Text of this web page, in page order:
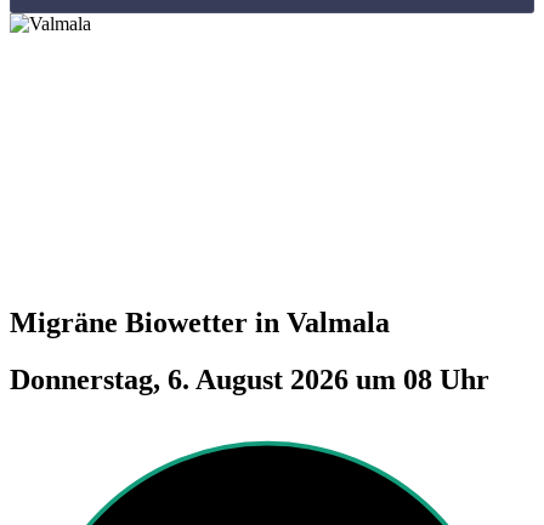
Migräne Biowetter in Valmala
Donnerstag, 6. August 2026 um 08 Uhr